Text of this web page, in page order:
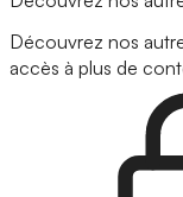
Découvrez nos
accès à plus de